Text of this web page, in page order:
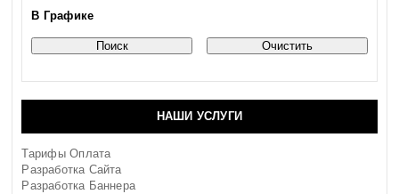
В Графике
НАШИ УСЛУГИ
Тарифы Оплата
Разработка Сайта
Разработка Баннера